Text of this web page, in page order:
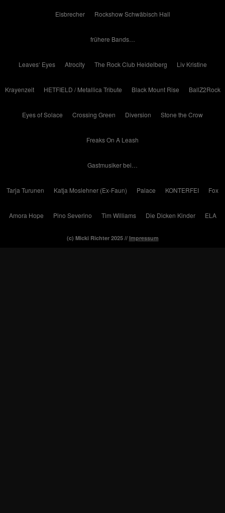
Eisbrecher Rockshow Schwäbisch Hall
frühere Bands…
Leaves‘ Eyes Atrocity The Rock Club Heidelberg Liv Kristine
Krayenzeit HETFIELD / Metallica Tribute Black Mount Rise BallZ2Rock
Eyes of Solace Crossing Green Diversion Stone the Crow
Freaks On A Leash
Gastmusiker bei…
Tarja Turunen Katja Moslehner (Ex-Faun) Palace KONTERFEI Fox
Amora Hope Pino Severino Tim Williams Die Dicken Kinder ELA
(c) Micki Richter 2025 // Impressum